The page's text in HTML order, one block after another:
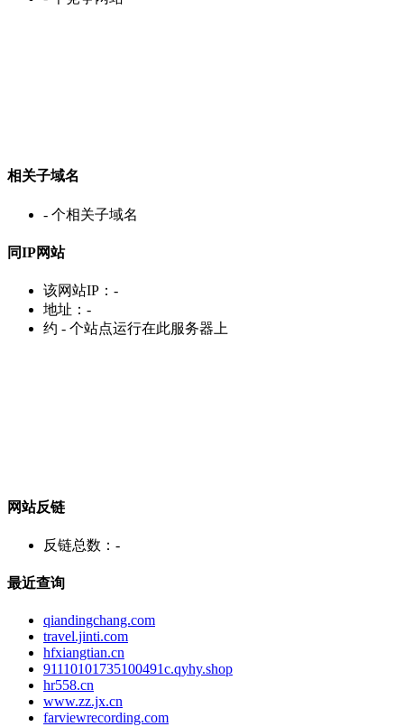
相关子域名
- 个相关子域名
同IP网站
该网站IP： -
地址： -
约 - 个站点运行在此服务器上
网站反链
反链总数： -
最近查询
qiandingchang.com
travel.jinti.com
hfxiangtian.cn
91110101735100491c.qyhy.shop
hr558.cn
www.zz.jx.cn
farviewrecording.com